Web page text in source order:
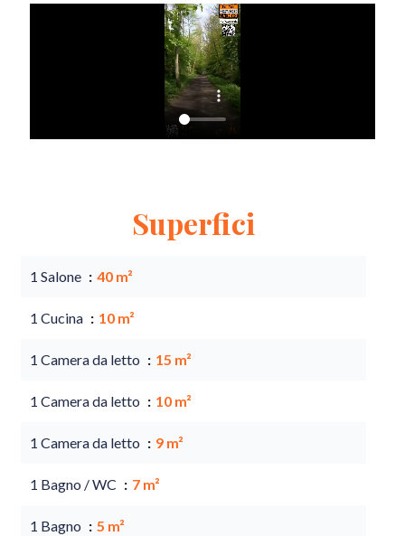
Superfici
1 Salone 40 m²
1 Cucina 10 m²
1 Camera da letto 15 m²
1 Camera da letto 10 m²
1 Camera da letto 9 m²
1 Bagno / WC 7 m²
1 Bagno 5 m²